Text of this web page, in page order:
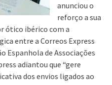
anunciou o
reforço a sua
ótico ibérico com a
entre a Correos Express
Espanhola de Associações
adiantou que “gere
dos envios ligados ao